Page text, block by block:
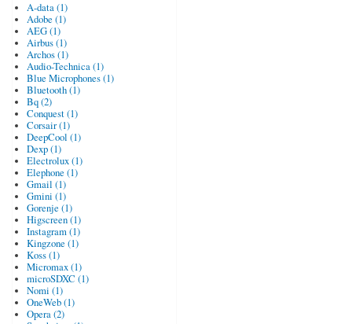
A-data (1)
Adobe (1)
AEG (1)
Airbus (1)
Archos (1)
Audio-Technica (1)
Blue Microphones (1)
Bluetooth (1)
Bq (2)
Conquest (1)
Corsair (1)
DeepCool (1)
Dexp (1)
Electrolux (1)
Elephone (1)
Gmail (1)
Gmini (1)
Gorenje (1)
Higscreen (1)
Instagram (1)
Kingzone (1)
Koss (1)
Micromax (1)
microSDXC (1)
Nomi (1)
OneWeb (1)
Opera (2)